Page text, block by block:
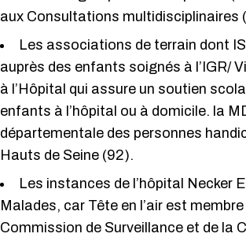
aux Consultations multidisciplinaires
Les associations de terrain dont
auprès des enfants soignés à l’IGR/
à l’Hôpital qui assure un soutien
enfants à l’hôpital ou à domicile. la
départementale des personnes
Hauts de Seine (92).
Les instances de l’hôpital Necker
Malades, car Tête en l’air est membre
Commission de Surveillance et de la